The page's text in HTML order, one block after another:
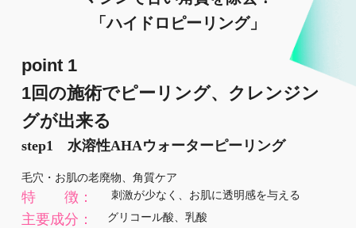
「ハイドロピーリング」
point 1
1回の施術でピーリング、クレンジン
グが出来る
step1 水溶性AHAウォーターピーリング
毛穴・お肌の老廃物、角質ケア
特 徴： 刺激が少なく、お肌に透明感を与える
主要成分： グリコール酸、乳酸